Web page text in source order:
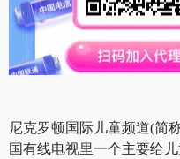
尼克罗顿国际儿童频道(简
国有线电视里一个主要给